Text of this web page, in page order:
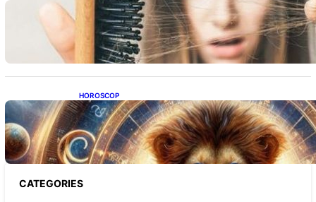
Semnele unei deficiențe de proteine:
Impactul asupra sănătății tale
HOROSCOP
Portalul Leului 8/8: Oportunități de
Abundență pentru Cinci Zodii în 2026
CATEGORIES